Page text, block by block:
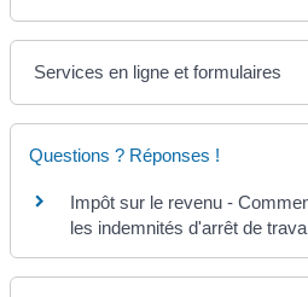
Services en ligne et formulaires
Questions ? Réponses !
Impôt sur le revenu -
les indemnités d'arrêt de